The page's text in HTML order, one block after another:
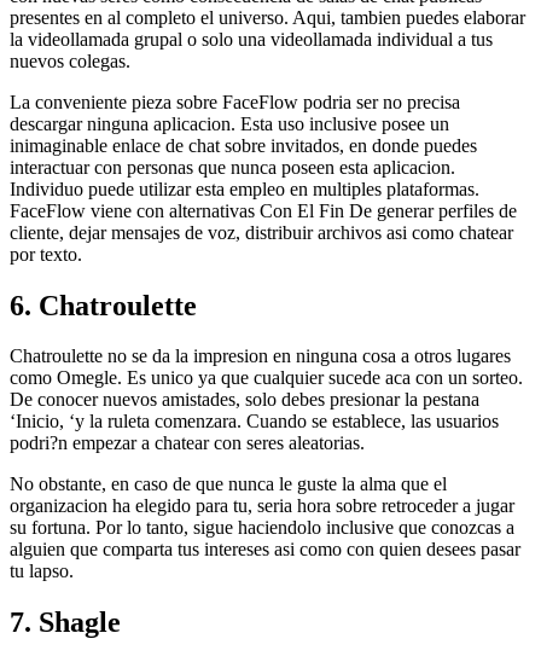
presentes en al completo el universo. Aqui, tambien puedes elaborar
la videollamada grupal o solo una videollamada individual a tus
nuevos colegas.
La conveniente pieza sobre FaceFlow podri­a ser no precisa
descargar ninguna aplicacion. Esta uso inclusive posee un
inimaginable enlace de chat sobre invitados, en donde puedes
interactuar con personas que nunca poseen esta aplicacion.
Individuo puede utilizar esta empleo en multiples plataformas.
FaceFlow viene con alternativas Con El Fin De generar perfiles de
cliente, dejar mensajes de voz, distribuir archivos asi­ como chatear
por texto.
6. Chatroulette
Chatroulette no se da la impresion en ninguna cosa a otros lugares
como Omegle. Es unico ya que cualquier sucede aca con un sorteo.
De conocer nuevos amistades, solo debes presionar la pestana
‘Inicio, ‘y la ruleta comenzara. Cuando se establece, las usuarios
podri?n empezar a chatear con seres aleatorias.
No obstante, en caso de que nunca le guste la alma que el
organizacion ha elegido para tu, seri­a hora sobre retroceder a jugar
su fortuna. Por lo tanto, sigue haciendolo inclusive que conozcas a
alguien que comparta tus intereses asi­ como con quien desees pasar
tu lapso.
7. Shagle